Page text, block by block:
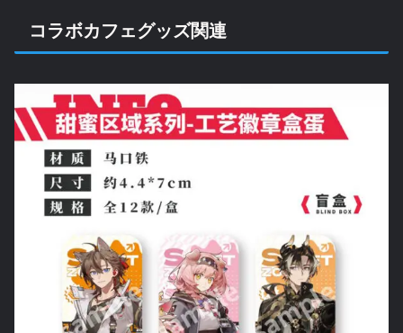
コラボカフェグッズ関連